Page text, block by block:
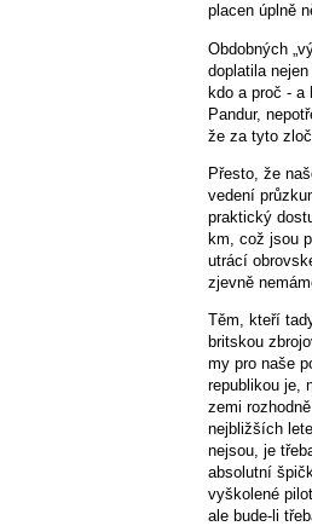
placen úplně
Obdobných
doplatila
kdo a proč - a
Pandur,
že za tyto
Přesto, že
vedení
praktický
km, což jsou
utrácí
zjevně
Těm, kteří
britskou
my pro naše
republikou je,
zemi
nejbližších
nejsou, je
absolutní
vyškolené
ale bude-li